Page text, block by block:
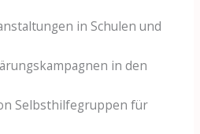
in Schulen und
in den
Selbsthilfegruppen für